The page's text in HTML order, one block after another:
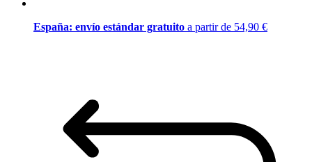
España: envío estándar gratuito a partir de 54,90 €